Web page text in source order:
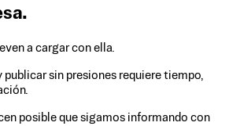
a cargar con ella.
publicar sin presiones requiere tiempo,
posible que sigamos informando con